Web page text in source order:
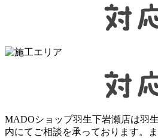
MADOショップ羽生下岩瀬店は羽
内にてご相談を承っております。